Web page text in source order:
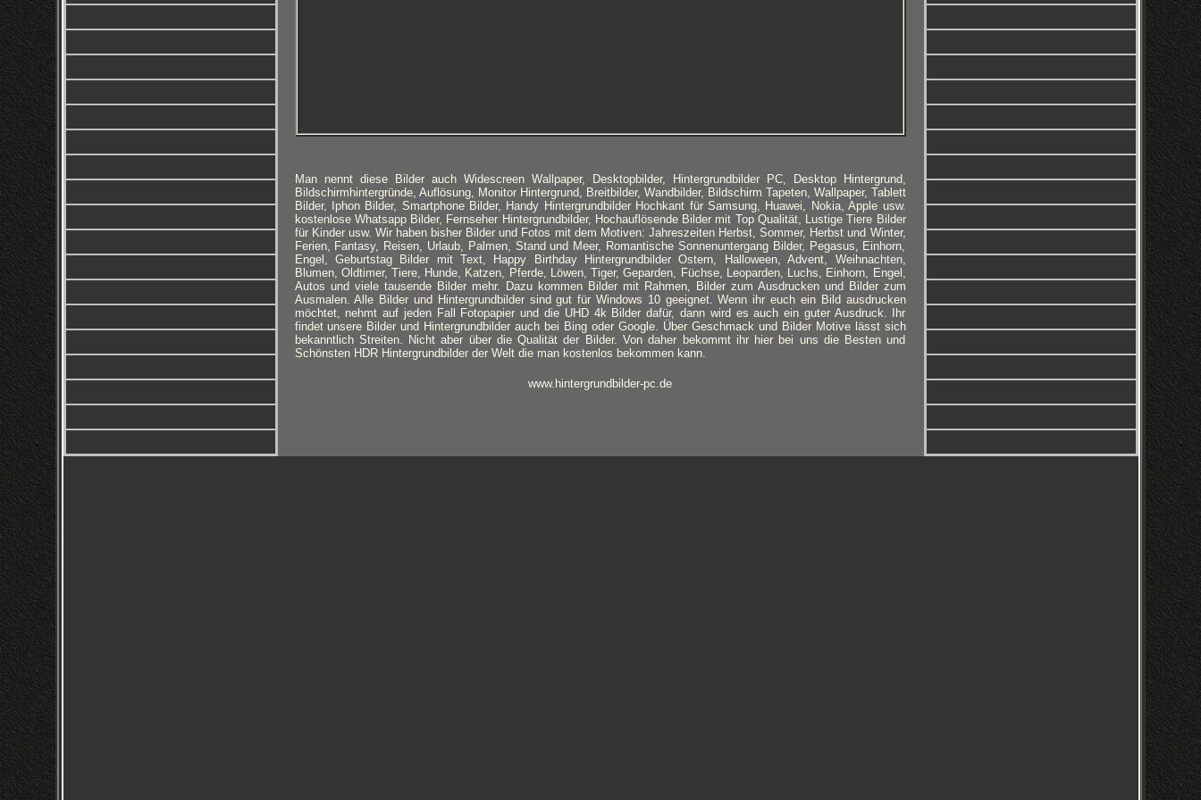
Man nennt diese Bilder auch Widescreen Wallpaper, Desktopbilder, Hintergrundbilder PC, Desktop Hintergrund,
Bildschirmhintergründe, Auflösung, Monitor Hintergrund, Breitbilder, Wandbilder, Bildschirm Tapeten, Wallpaper, Tablett
Bilder, Iphon Bilder, Smartphone Bilder, Handy Hintergrundbilder Hochkant für Samsung, Huawei, Nokia, Apple usw.
kostenlose Whatsapp Bilder, Fernseher Hintergrundbilder, Hochauflösende Bilder mit Top Qualität, Lustige Tiere Bilder
für Kinder usw. Wir haben bisher Bilder und Fotos mit dem Motiven: Jahreszeiten Herbst, Sommer, Herbst und Winter,
Ferien, Fantasy, Reisen, Urlaub, Palmen, Stand und Meer, Romantische Sonnenuntergang Bilder, Pegasus, Einhorn,
Engel, Geburtstag Bilder mit Text, Happy Birthday Hintergrundbilder Ostern, Halloween, Advent, Weihnachten,
Blumen, Oldtimer, Tiere, Hunde, Katzen, Pferde, Löwen, Tiger, Geparden, Füchse, Leoparden, Luchs, Einhorn, Engel,
Autos und viele tausende Bilder mehr. Dazu kommen Bilder mit Rahmen, Bilder zum Ausdrucken und Bilder zum
Ausmalen. Alle Bilder und Hintergrundbilder sind gut für Windows 10 geeignet. Wenn ihr euch ein Bild ausdrucken
möchtet, nehmt auf jeden Fall Fotopapier und die UHD 4k Bilder dafür, dann wird es auch ein guter Ausdruck. Ihr
findet unsere Bilder und Hintergrundbilder auch bei Bing oder Google. Über Geschmack und Bilder Motive lässt sich
bekanntlich Streiten. Nicht aber über die Qualität der Bilder. Von daher bekommt ihr hier bei uns die Besten und
Schönsten HDR Hintergrundbilder der Welt die man kostenlos bekommen kann.
www.hintergrundbilder-pc.de